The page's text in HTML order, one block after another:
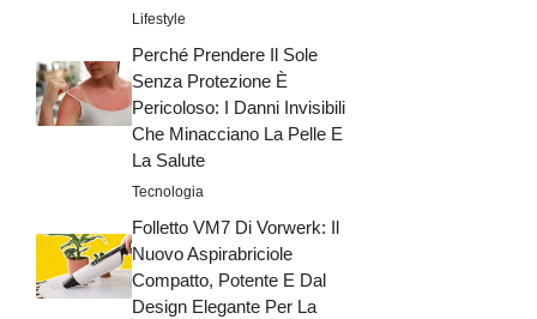
Lifestyle
Perché Prendere Il Sole
Senza Protezione È
Pericoloso: I Danni Invisibili
Che Minacciano La Pelle E
La Salute
Tecnologia
Folletto VM7 Di Vorwerk: Il
Nuovo Aspirabriciole
Compatto, Potente E Dal
Design Elegante Per La